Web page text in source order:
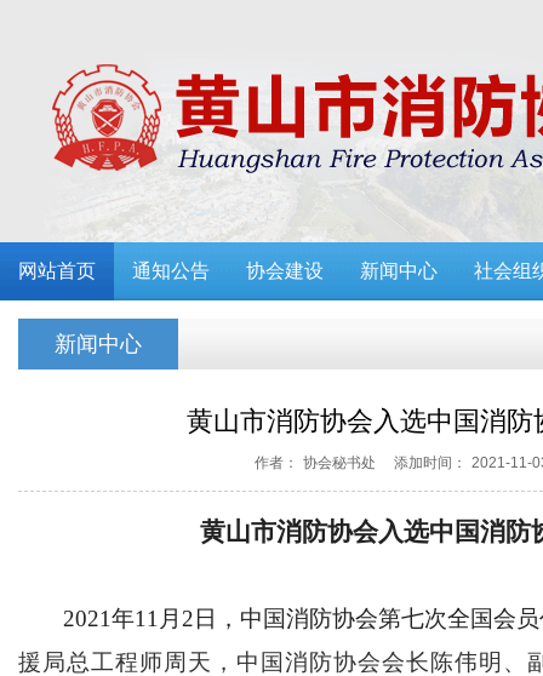
网站首页 通知公告 协会建设 新闻中心 社会组
新闻中心
黄山市消防协会入选中国消
作者： 协会秘书处 添加时间： 2021-11-
黄山市消防协会入选中国消防
2021年11月2日，中国消防协会第七次全国会
援局总工程师周天，中国消防协会会长陈伟明、